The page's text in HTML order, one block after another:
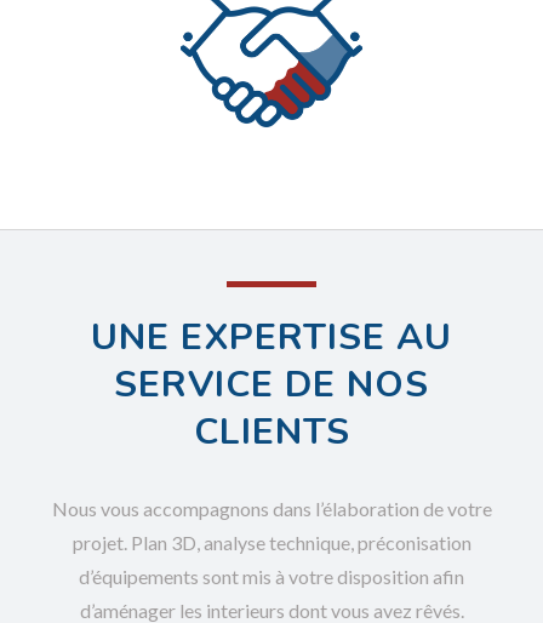
UNE EXPERTISE AU
SERVICE DE NOS
CLIENTS
Nous vous accompagnons dans l’élaboration de votre
projet. Plan 3D, analyse technique, préconisation
d’équipements sont mis à votre disposition afin
d’aménager les interieurs dont vous avez rêvés.